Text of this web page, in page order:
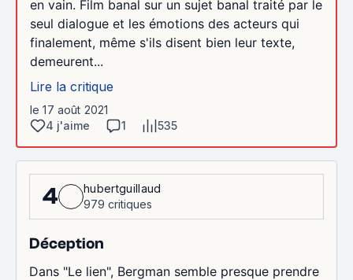
en vain. Film banal sur un sujet banal traité par le
seul dialogue et les émotions des acteurs qui
finalement, même s'ils disent bien leur texte,
demeurent...
Lire la critique
le 17 août 2021
4 j'aime
1 535
4
hubertguillaud
979 critiques
Déception
Dans "Le lien", Bergman semble presque prendre